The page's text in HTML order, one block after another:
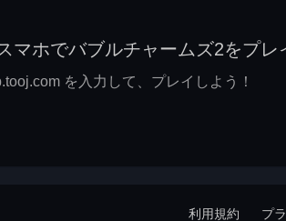
マホでバブルチャームズ2をプレ
を入力して、プレイしよう！
利用規約 プ